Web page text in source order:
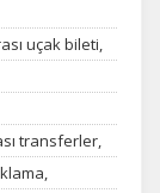
uçak bileti,
transferler,